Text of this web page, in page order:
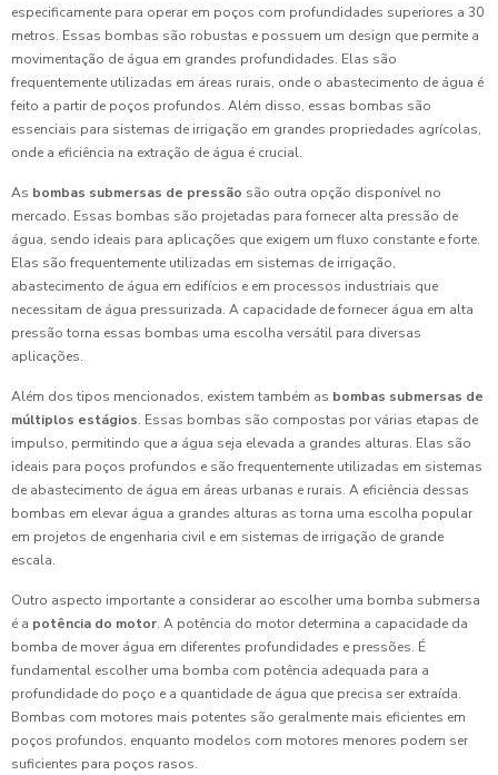
especificamente para operar em poços com profundidades superiores a 30
metros. Essas bombas são robustas e possuem um design que permite a
movimentação de água em grandes profundidades. Elas são
frequentemente utilizadas em áreas rurais, onde o abastecimento de água é
feito a partir de poços profundos. Além disso, essas bombas são
essenciais para sistemas de irrigação em grandes propriedades agrícolas,
onde a eficiência na extração de água é crucial.
As bombas submersas de pressão são outra opção disponível no
mercado. Essas bombas são projetadas para fornecer alta pressão de
água, sendo ideais para aplicações que exigem um fluxo constante e forte.
Elas são frequentemente utilizadas em sistemas de irrigação,
abastecimento de água em edifícios e em processos industriais que
necessitam de água pressurizada. A capacidade de fornecer água em alta
pressão torna essas bombas uma escolha versátil para diversas
aplicações.
Além dos tipos mencionados, existem também as bombas submersas de
múltiplos estágios. Essas bombas são compostas por várias etapas de
impulso, permitindo que a água seja elevada a grandes alturas. Elas são
ideais para poços profundos e são frequentemente utilizadas em sistemas
de abastecimento de água em áreas urbanas e rurais. A eficiência dessas
bombas em elevar água a grandes alturas as torna uma escolha popular
em projetos de engenharia civil e em sistemas de irrigação de grande
escala.
Outro aspecto importante a considerar ao escolher uma bomba submersa
é a potência do motor. A potência do motor determina a capacidade da
bomba de mover água em diferentes profundidades e pressões. É
fundamental escolher uma bomba com potência adequada para a
profundidade do poço e a quantidade de água que precisa ser extraída.
Bombas com motores mais potentes são geralmente mais eficientes em
poços profundos, enquanto modelos com motores menores podem ser
suficientes para poços rasos.